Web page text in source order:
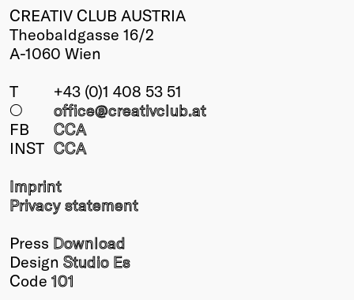
CREATIV CLUB AUSTRIA
Theobaldgasse 16/2
A-1060 Wien
T
+43 (0)1 408 53 51
○
office@creativclub.at
FB
CCA
INST CCA
Imprint
Privacy statement
Press Download
Design Studio Es
Code 101